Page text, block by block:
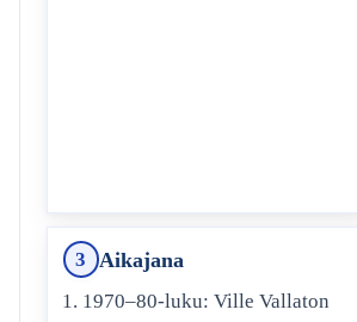
3 Aikajana
1970–80-luku: Ville Vallaton